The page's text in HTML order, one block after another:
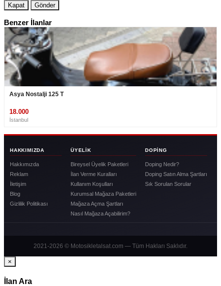
Kapat Gönder
Benzer İlanlar
Asya Nostalji 125 T
18.000
İstanbul
HAKKIMIZDA
Hakkımızda
Reklam
İletişim
Blog
Gizlilik Politikası
ÜYELIK
Bireysel Üyelik Paketleri
İlan Verme Kuralları
Kullanım Koşulları
Kurumsal Mağaza Paketleri
Mağaza Açma Şartları
Nasıl Mağaza Açabilirim?
DOPING
Doping Nedir?
Doping Satın Alma Şartları
Sık Sorulan Sorular
2021-2026 © Motosikletalsat.com — Tüm Hakları Saklıdır.
×
İlan Ara